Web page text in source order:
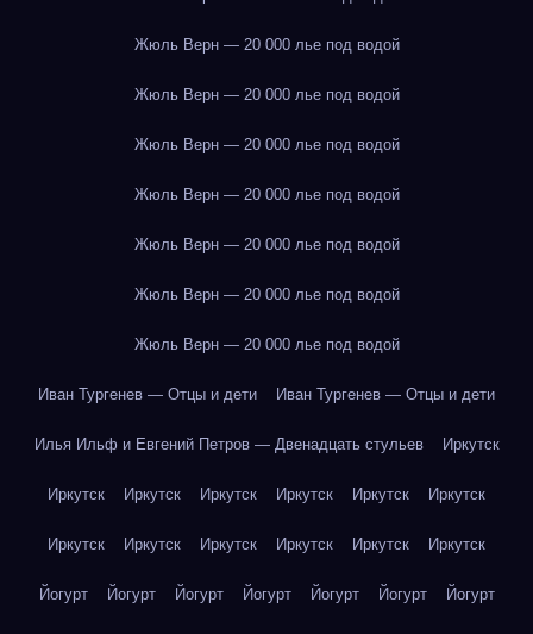
Жюль Верн — 20 000 лье под водой
Жюль Верн — 20 000 лье под водой
Жюль Верн — 20 000 лье под водой
Жюль Верн — 20 000 лье под водой
Жюль Верн — 20 000 лье под водой
Жюль Верн — 20 000 лье под водой
Жюль Верн — 20 000 лье под водой
Иван Тургенев — Отцы и дети Иван Тургенев — Отцы и дети
Илья Ильф и Евгений Петров — Двенадцать стульев Иркутск
Иркутск Иркутск Иркутск Иркутск Иркутск Иркутск
Иркутск Иркутск Иркутск Иркутск Иркутск Иркутск
Йогурт Йогурт Йогурт Йогурт Йогурт Йогурт Йогурт